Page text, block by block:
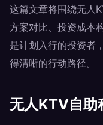
这篇文章将围绕无人
方案对比、投资成本
是计划入行的投资者
得清晰的行动路径。
无人KTV自助